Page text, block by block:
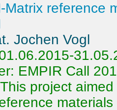
Matrix reference
Jochen Vogl
EMPIR Call
This project